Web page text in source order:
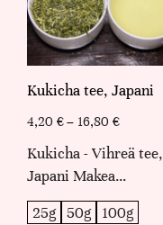
25g 50g 100g
Kukicha tee, Japani
4,20 € – 16,80 €
Kukicha - Vihreä tee,
Japani Makea…